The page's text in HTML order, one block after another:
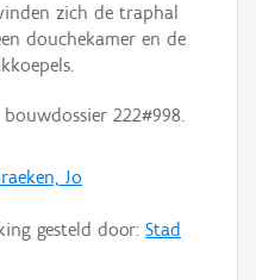
zich de traphal
douchekamer en de
222#998.
Jo
gesteld door: Stad